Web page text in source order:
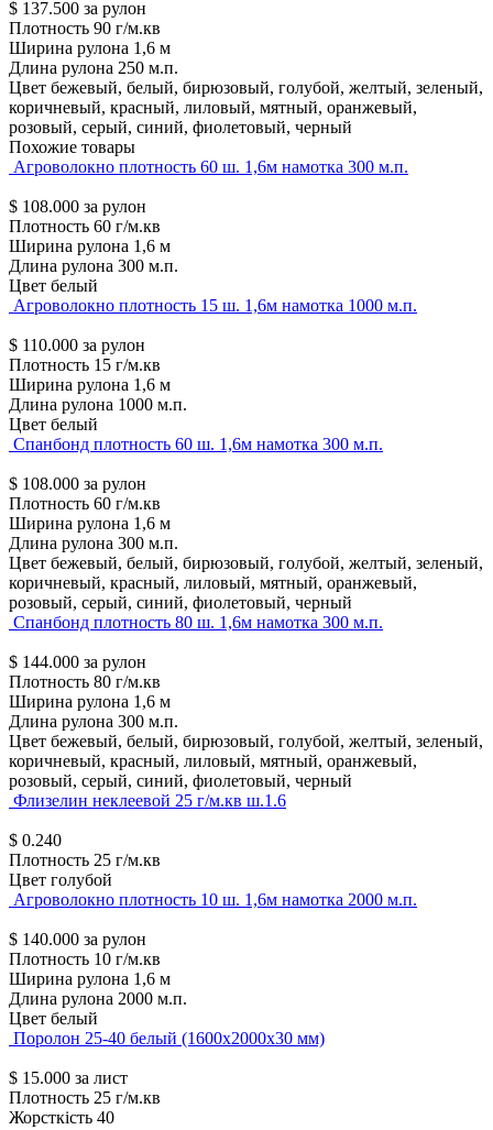
$ 137.500 за рулон
Плотность 90 г/м.кв
Ширина рулона 1,6 м
Длина рулона 250 м.п.
Цвет бежевый, белый, бирюзовый, голубой, желтый, зеленый,
коричневый, красный, лиловый, мятный, оранжевый,
розовый, серый, синий, фиолетовый, черный
Похожие товары
Агроволокно плотность 60 ш. 1,6м намотка 300 м.п.
$ 108.000 за рулон
Плотность 60 г/м.кв
Ширина рулона 1,6 м
Длина рулона 300 м.п.
Цвет белый
Агроволокно плотность 15 ш. 1,6м намотка 1000 м.п.
$ 110.000 за рулон
Плотность 15 г/м.кв
Ширина рулона 1,6 м
Длина рулона 1000 м.п.
Цвет белый
Спанбонд плотность 60 ш. 1,6м намотка 300 м.п.
$ 108.000 за рулон
Плотность 60 г/м.кв
Ширина рулона 1,6 м
Длина рулона 300 м.п.
Цвет бежевый, белый, бирюзовый, голубой, желтый, зеленый,
коричневый, красный, лиловый, мятный, оранжевый,
розовый, серый, синий, фиолетовый, черный
Спанбонд плотность 80 ш. 1,6м намотка 300 м.п.
$ 144.000 за рулон
Плотность 80 г/м.кв
Ширина рулона 1,6 м
Длина рулона 300 м.п.
Цвет бежевый, белый, бирюзовый, голубой, желтый, зеленый,
коричневый, красный, лиловый, мятный, оранжевый,
розовый, серый, синий, фиолетовый, черный
Флизелин неклеевой 25 г/м.кв ш.1.6
$ 0.240
Плотность 25 г/м.кв
Цвет голубой
Агроволокно плотность 10 ш. 1,6м намотка 2000 м.п.
$ 140.000 за рулон
Плотность 10 г/м.кв
Ширина рулона 1,6 м
Длина рулона 2000 м.п.
Цвет белый
Поролон 25-40 белый (1600х2000х30 мм)
$ 15.000 за лист
Плотность 25 г/м.кв
Жорсткість 40